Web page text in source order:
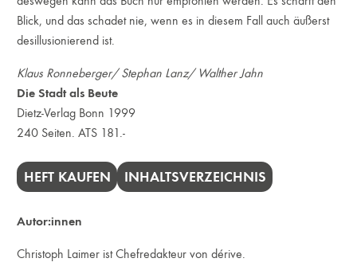
Blick, und das schadet nie, wenn es in diesem Fall auch äußerst
desillusionierend ist.
Klaus Ronneberger/ Stephan Lanz/ Walther Jahn
Die Stadt als Beute
Dietz-Verlag Bonn 1999
240 Seiten. ATS 181.-
HEFT KAUFEN INHALTSVERZEICHNIS
Autor:innen
Christoph Laimer ist Chefredakteur von dérive.